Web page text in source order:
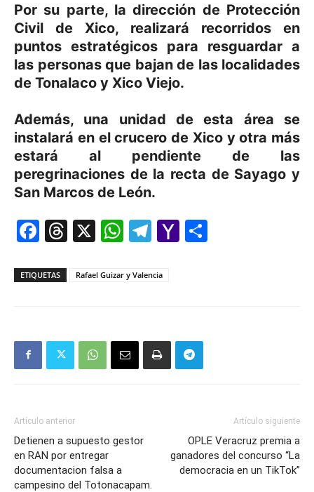
Por su parte, la dirección de Protección
Civil de Xico, realizará recorridos en
puntos estratégicos para resguardar a
las personas que bajan de las localidades
de Tonalaco y Xico Viejo.
Además, una unidad de esta área se
instalará en el crucero de Xico y otra más
estará al pendiente de las
peregrinaciones de la recta de Sayago y
San Marcos de León.
Facebook
Threads
X WhatsApp
Telegram
Yahoo
ETIQUETAS Rafael Guizar y Valencia
Artículo anterior
Detienen a supuesto gestor
en RAN por entregar
documentacion falsa a
campesino del Totonacapam.
Artículo siguiente
OPLE Veracruz premia a
ganadores del concurso “La
democracia en un TikTok”